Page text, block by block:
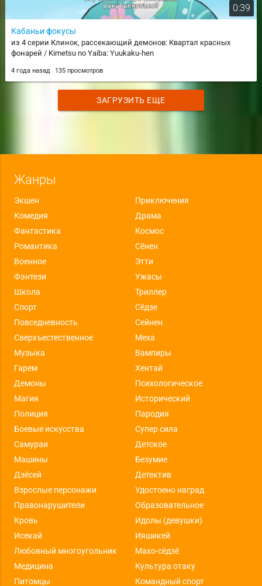
0:39
Кабаньи фокусы
из 4 серии Клинок, рассекающий демонов: Квартал красных
фонарей / Kimetsu no Yaiba: Yuukaku-hen
4 года назад 135 просмотров
ЗАГРУЗИТЬ ЕЩЕ
Жанры
Экшен
Приключения
Комедия
Драма
Фантастика
Космос
Романтика
Сёнен
Военное
Этти
Фэнтези
Ужасы
Школа
Триллер
Спорт
Сёдзе
Повседневность
Сейнен
Сверхъестественное
Меха
Музыка
Вампиры
Гарем
Хентай
Демоны
Психологическое
Магия
Исторический
Полиция
Пародия
Боевые искусства
Супер сила
Самураи
Детское
Машины
Безумие
Дзёсей
Детектив
Взрослые персонажи
Удостоено наград
Правонарушители
Образовательное
Кровь
Идолы (девушки)
Исекай
Ияшикей
Любовный многоугольник
Махо-сёдзё
Медицина
Культура отаку
Питомцы
Командный спорт